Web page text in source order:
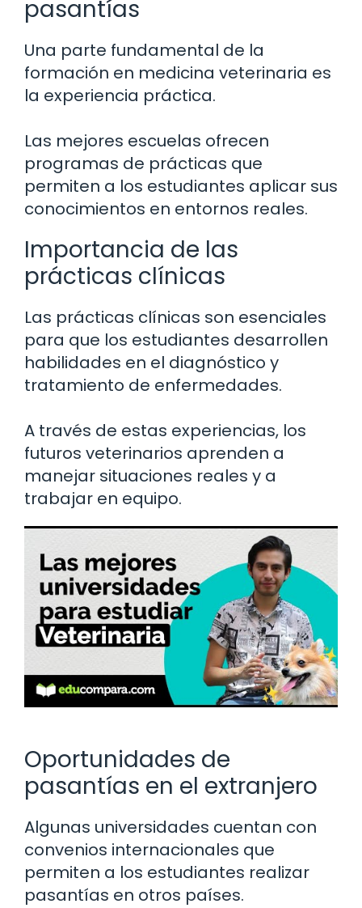
pasantías
Una parte fundamental de la
formación en medicina veterinaria es
la experiencia práctica.
Las mejores escuelas ofrecen
programas de prácticas que
permiten a los estudiantes aplicar sus
conocimientos en entornos reales.
Importancia de las
prácticas clínicas
Las prácticas clínicas son esenciales
para que los estudiantes desarrollen
habilidades en el diagnóstico y
tratamiento de enfermedades.
A través de estas experiencias, los
futuros veterinarios aprenden a
manejar situaciones reales y a
trabajar en equipo.
Oportunidades de
pasantías en el extranjero
Algunas universidades cuentan con
convenios internacionales que
permiten a los estudiantes realizar
pasantías en otros países.